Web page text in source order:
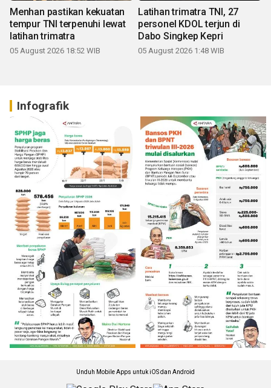
Menhan pastikan kekuatan
tempur TNI terpenuhi lewat
latihan trimatra
05 August 2026 18:52 WIB
Latihan trimatra TNI, 27
personel KDOL terjun di
Dabo Singkep Kepri
05 August 2026 1:48 WIB
Infografik
Unduh Mobile Apps untuk iOS dan Android